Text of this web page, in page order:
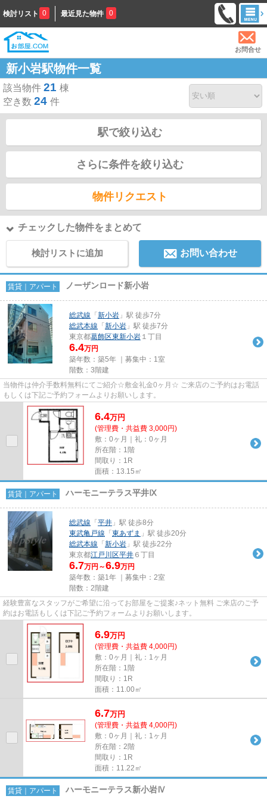
検討リスト 0 最近見た物件 0
お問合せ
新小岩駅物件一覧
該当物件 21 棟
空き数 24 件
駅で絞り込む
さらに条件を絞り込む
物件リクエスト
チェックした物件をまとめて
検討リストに追加 お問い合わせ
賃貸｜アパート ノーザンロード新小岩
総武線 「 新小岩 」駅 徒歩7分
総武本線 「 新小岩 」駅 徒歩7分
東京都葛飾区東新小岩 １丁目
6.4万円
築年数：築5年 ｜募集中： 1室
階数：3階建
当物件は仲介手数料無料にてご紹介☆敷金礼金0ヶ月☆ ご来店のご予約はお電話
もしくは下記ご予約フォームよりお願いします。
6.4万円
(管理費・共益費 3,000円)
敷：0ヶ月｜礼：0ヶ月
所在階：1階
間取り：1R
面積：13.15㎡
賃貸｜アパート ハーモニーテラス平井Ⅸ
総武線 「 平井 」駅 徒歩8分
東武亀戸線 「 東あずま 」駅 徒歩20分
総武本線 「 新小岩 」駅 徒歩22分
東京都江戸川区平井 ６丁目
6.7万円～6.9万円
築年数：築1年 ｜募集中： 2室
階数：2階建
経験豊富なスタッフがご希望に沿ってお部屋をご提案♪ネット無料 ご来店のご予
約はお電話もしくは下記ご予約フォームよりお願いします。
6.9万円
(管理費・共益費 4,000円)
敷：0ヶ月｜礼：1ヶ月
所在階：1階
間取り：1R
面積：11.00㎡
6.7万円
(管理費・共益費 4,000円)
敷：0ヶ月｜礼：1ヶ月
所在階：2階
間取り：1R
面積：11.22㎡
賃貸｜アパート ハーモニーテラス新小岩Ⅳ